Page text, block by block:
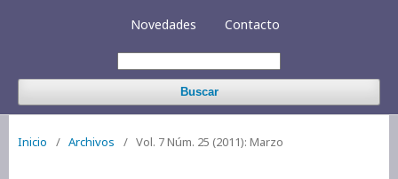
Novedades Contacto
Buscar
Inicio / Archivos / Vol. 7 Núm. 25 (2011): Marzo